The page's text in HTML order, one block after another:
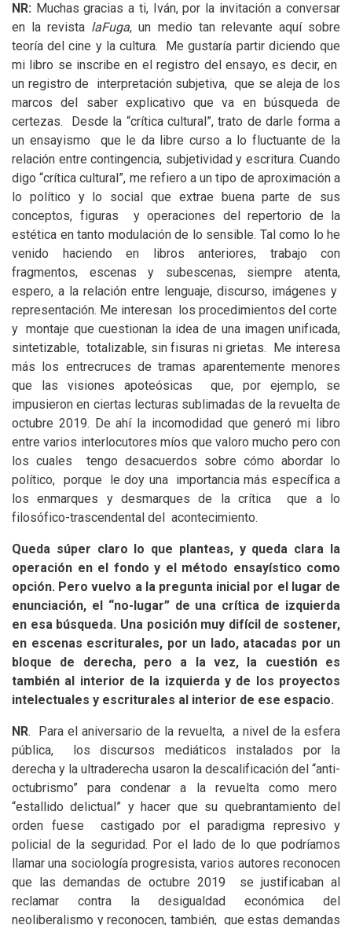
NR: Muchas gracias a ti, Iván, por la invitación a conversar
en la revista laFuga, un medio tan relevante aquí sobre
teoría del cine y la cultura. Me gustaría partir diciendo que
mi libro se inscribe en el registro del ensayo, es decir, en
un registro de interpretación subjetiva, que se aleja de los
marcos del saber explicativo que va en búsqueda de
certezas. Desde la “crítica cultural”, trato de darle forma a
un ensayismo que le da libre curso a lo fluctuante de la
relación entre contingencia, subjetividad y escritura. Cuando
digo “crítica cultural”, me refiero a un tipo de aproximación a
lo político y lo social que extrae buena parte de sus
conceptos, figuras y operaciones del repertorio de la
estética en tanto modulación de lo sensible. Tal como lo he
venido haciendo en libros anteriores, trabajo con
fragmentos, escenas y subescenas, siempre atenta,
espero, a la relación entre lenguaje, discurso, imágenes y
representación. Me interesan los procedimientos del corte
y montaje que cuestionan la idea de una imagen unificada,
sintetizable, totalizable, sin fisuras ni grietas. Me interesa
más los entrecruces de tramas aparentemente menores
que las visiones apoteósicas que, por ejemplo, se
impusieron en ciertas lecturas sublimadas de la revuelta de
octubre 2019. De ahí la incomodidad que generó mi libro
entre varios interlocutores míos que valoro mucho pero con
los cuales tengo desacuerdos sobre cómo abordar lo
político, porque le doy una importancia más específica a
los enmarques y desmarques de la crítica que a lo
filosófico-trascendental del acontecimiento.
Queda súper claro lo que planteas, y queda clara la
operación en el fondo y el método ensayístico como
opción. Pero vuelvo a la pregunta inicial por el lugar de
enunciación, el “no-lugar” de una crítica de izquierda
en esa búsqueda. Una posición muy difícil de sostener,
en escenas escriturales, por un lado, atacadas por un
bloque de derecha, pero a la vez, la cuestión es
también al interior de la izquierda y de los proyectos
intelectuales y escriturales al interior de ese espacio.
NR. Para el aniversario de la revuelta, a nivel de la esfera
pública, los discursos mediáticos instalados por la
derecha y la ultraderecha usaron la descalificación del “anti-
octubrismo” para condenar a la revuelta como mero
“estallido delictual” y hacer que su quebrantamiento del
orden fuese castigado por el paradigma represivo y
policial de la seguridad. Por el lado de lo que podríamos
llamar una sociología progresista, varios autores reconocen
que las demandas de octubre 2019 se justificaban al
reclamar contra la desigualdad económica del
neoliberalismo y reconocen, también, que estas demandas